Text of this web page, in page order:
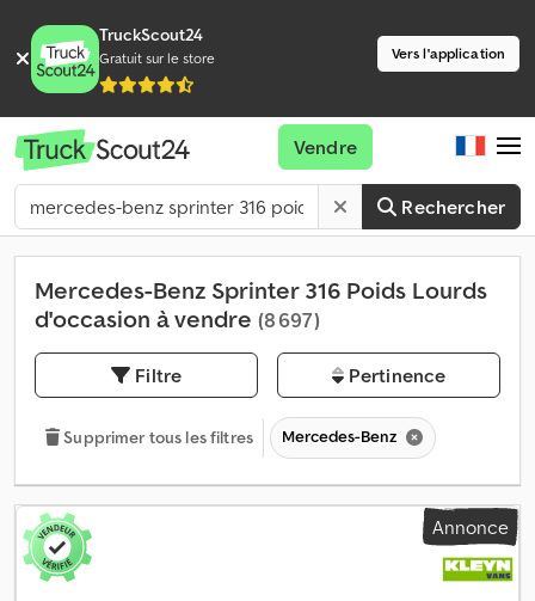
TruckScout24
Gratuit sur le store Vers l'application
Rechercher
Vendre
Mercedes-Benz Sprinter 316 Poids Lourds
d'occasion à vendre (8 697)
Filtre Pertinence
Supprimer tous les filtres Mercedes-Benz
Annonce